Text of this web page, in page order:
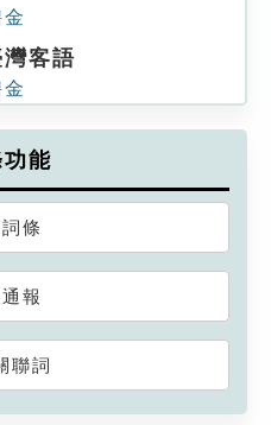
客語
能
條
報
聯詞